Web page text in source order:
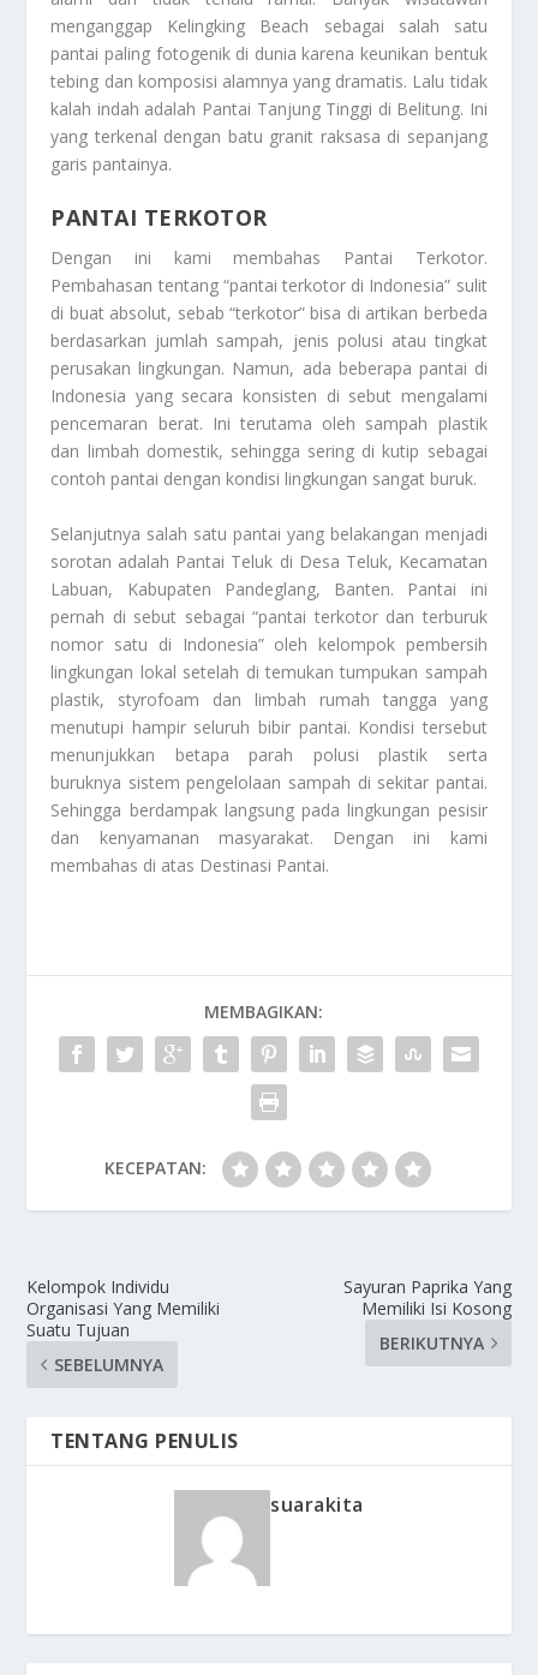
menganggap Kelingking Beach sebagai salah satu
pantai paling fotogenik di dunia karena keunikan bentuk
tebing dan komposisi alamnya yang dramatis. Lalu tidak
kalah indah adalah Pantai Tanjung Tinggi di Belitung. Ini
yang terkenal dengan batu granit raksasa di sepanjang
garis pantainya.
PANTAI TERKOTOR
Dengan ini kami membahas Pantai Terkotor.
Pembahasan tentang “pantai terkotor di Indonesia” sulit
di buat absolut, sebab “terkotor” bisa di artikan berbeda
berdasarkan jumlah sampah, jenis polusi atau tingkat
perusakan lingkungan. Namun, ada beberapa pantai di
Indonesia yang secara konsisten di sebut mengalami
pencemaran berat. Ini terutama oleh sampah plastik
dan limbah domestik, sehingga sering di kutip sebagai
contoh pantai dengan kondisi lingkungan sangat buruk.
Selanjutnya salah satu pantai yang belakangan menjadi
sorotan adalah Pantai Teluk di Desa Teluk, Kecamatan
Labuan, Kabupaten Pandeglang, Banten. Pantai ini
pernah di sebut sebagai “pantai terkotor dan terburuk
nomor satu di Indonesia” oleh kelompok pembersih
lingkungan lokal setelah di temukan tumpukan sampah
plastik, styrofoam dan limbah rumah tangga yang
menutupi hampir seluruh bibir pantai. Kondisi tersebut
menunjukkan betapa parah polusi plastik serta
buruknya sistem pengelolaan sampah di sekitar pantai.
Sehingga berdampak langsung pada lingkungan pesisir
dan kenyamanan masyarakat. Dengan ini kami
membahas di atas Destinasi Pantai.
MEMBAGIKAN:
KECEPATAN:
Kelompok Individu
Organisasi Yang Memiliki
Suatu Tujuan
SEBELUMNYA
Sayuran Paprika Yang
Memiliki Isi Kosong
BERIKUTNYA
TENTANG PENULIS
suarakita